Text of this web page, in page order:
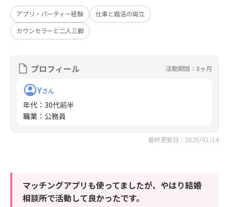
アプリ・パーティー経験
仕事と婚活の両立
カウンセラーと二人三脚
プロフィール 活動期間：8ヶ月
Yさん
年代 ： 30代前半
職業 ： 公務員
最終更新日：2026/01/14
マッチングアプリも使ってましたが、やはり結婚
相談所で活動して良かったです。